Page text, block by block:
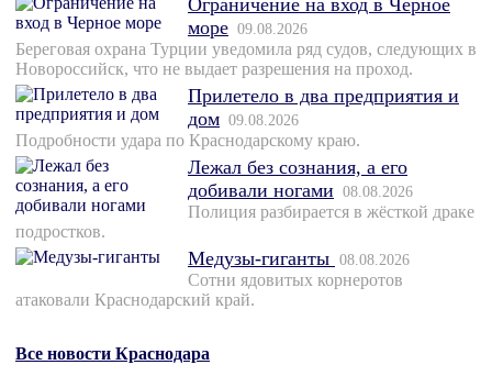
Ограничение на вход в Черное
море 09.08.2026
Береговая охрана Турции уведомила ряд судов, следующих в
Новороссийск, что не выдает разрешения на проход.
Прилетело в два предприятия и
дом 09.08.2026
Подробности удара по Краснодарскому краю.
Лежал без сознания, а его
добивали ногами 08.08.2026
Полиция разбирается в жёсткой драке
подростков.
Медузы-гиганты 08.08.2026
Сотни ядовитых корнеротов
атаковали Краснодарский край.
Все новости Краснодара